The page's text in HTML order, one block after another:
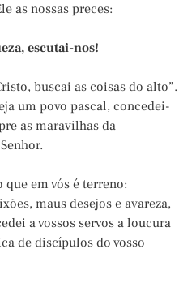
as nossas preces:
escutai-nos!
buscai as coisas do alto”.
um povo pascal, concedei-
as maravilhas da
em vós é terreno:
maus desejos e avareza,
a vossos servos a loucura
de discípulos do vosso